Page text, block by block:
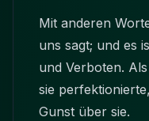
Mit anderen
uns sagt; und es
und Verboten.
sie
Gunst über sie.